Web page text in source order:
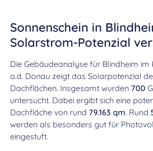
Sonnenschein in
Solarstrom-Potenzial
Die Gebäudeanalyse für Blindheim im
a.d. Donau zeigt das Solarpotenzial
Dachflächen. Insgesamt wurden 700
untersucht. Dabei ergibt sich eine
Dachfläche von rund 79.163 qm. Rund
werden als besonders gut für
eingestuft.